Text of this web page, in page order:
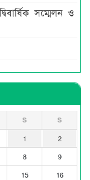
সম্মেলন ও
S S
1
2
8
9
15
16